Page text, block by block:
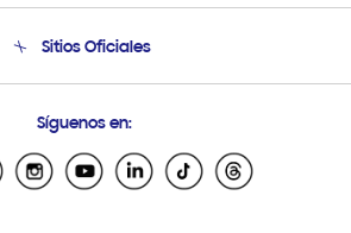
Condiciones de Compra
Soporte vía eMail
Sitios Oficiales
Samsung Ecuador
Samsung El Salvador
Síguenos en: